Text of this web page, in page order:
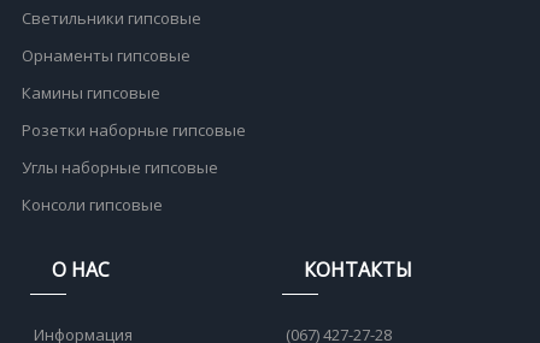
Светильники гипсовые
Орнаменты гипсовые
Камины гипсовые
Розетки наборные гипсовые
Углы наборные гипсовые
Консоли гипсовые
О НАС
Информация
КОНТАКТЫ
(067) 427-27-28